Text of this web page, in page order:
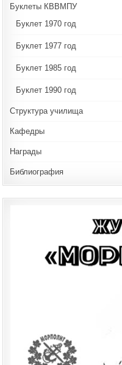
Буклеты КВВМПУ
Буклет 1970 год
Буклет 1977 год
Буклет 1985 год
Буклет 1990 год
Структура училища
Кафедры
Награды
Библиография